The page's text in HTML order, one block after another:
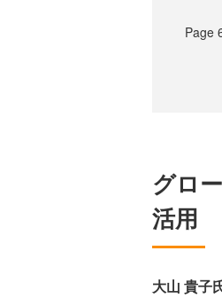
Page
グロ
活用
大山 貴子